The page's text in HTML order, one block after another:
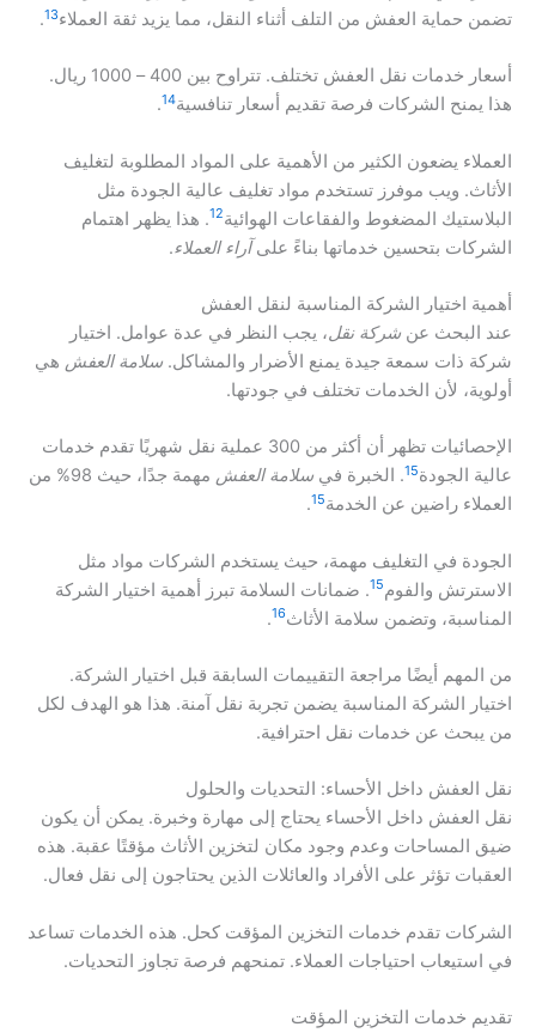
تضمن حماية العفش من التلف أثناء النقل، مما يزيد ثقة العملاء13
.
أسعار خدمات نقل العفش تختلف. تتراوح بين 400 – 1000 ريال.
هذا يمنح الشركات فرصة تقديم أسعار تنافسية14
.
العملاء يضعون الكثير من الأهمية على المواد المطلوبة لتغليف
الأثاث. ويب موفرز تستخدم مواد تغليف عالية الجودة مثل
البلاستيك المضغوط والفقاعات الهوائية12. هذا يظهر اهتمام
الشركات بتحسين خدماتها بناءً علىآراء العملاء.
أهمية اختيار الشركة المناسبة لنقل العفش
عند البحث عن شركة نقل، يجب النظر في عدة عوامل. اختيار
شركة ذات سمعة جيدة يمنع الأضرار والمشاكل. سلامة العفش هي
أولوية، لأن الخدمات تختلف في جودتها.
الإحصائيات تظهر أن أكثر من 300 عملية نقل شهريًا تقدم خدمات
عالية الجودة15. الخبرة في سلامة العفش
مهمة جدًا، حيث 98% من
العملاء راضين عن الخدمة15
.
الجودة في التغليف مهمة، حيث يستخدم الشركات مواد مثل
الاسترتش والفوم15. ضمانات السلامة تبرز أهمية اختيار الشركة
المناسبة، وتضمن سلامة الأثاث16
.
من المهم أيضًا مراجعة التقييمات السابقة قبل اختيار الشركة.
اختيار الشركة المناسبة يضمن تجربة نقل آمنة. هذا هو الهدف لكل
من يبحث عن خدمات نقل احترافية.
نقل العفش داخل الأحساء: التحديات والحلول
نقل العفش داخل الأحساء يحتاج إلى مهارة وخبرة. يمكن أن يكون
ضيق المساحات وعدم وجود مكان لتخزين الأثاث مؤقتًا عقبة. هذه
العقبات تؤثر على الأفراد والعائلات الذين يحتاجون إلى نقل فعال.
الشركات تقدم خدمات التخزين المؤقت كحل. هذه الخدمات تساعد
في استيعاب احتياجات العملاء. تمنحهم فرصة تجاوز التحديات.
تقديم خدمات التخزين المؤقت